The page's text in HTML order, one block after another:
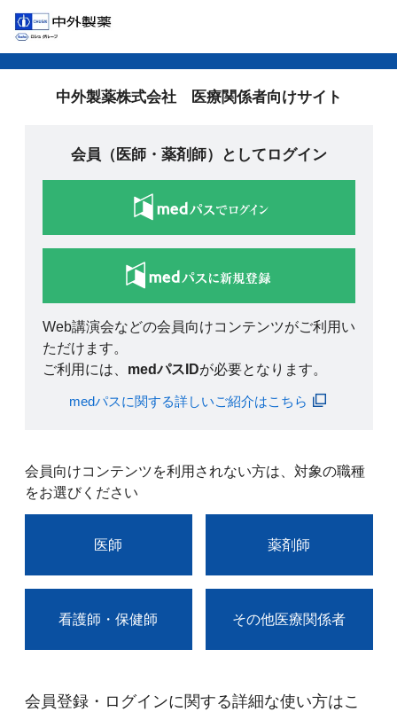
中外製薬株式会社 医療関係者向けサイト
会員（医師・薬剤師）としてログイン
Web講演会などの会員向けコンテンツがご利用い
ただけます。
ご利用には、 medパスIDが必要となります。
medパスに関する詳しいご紹介はこちら
会員向けコンテンツを利用されない方は、対象の職種
をお選びください
医師 薬剤師
看護師・保健師 その他医療関係者
会員登録・ログインに関する詳細な使い方はこ